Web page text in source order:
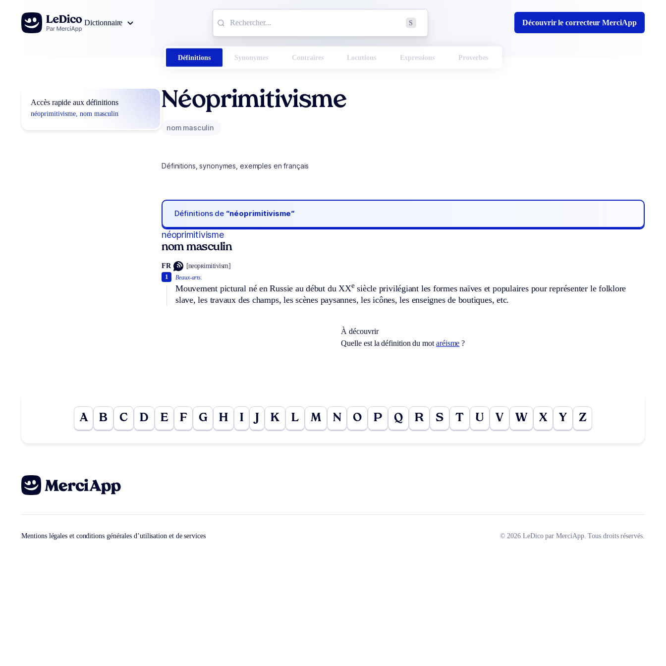
Aller au contenu
Dictionnaire
S Découvrir le correcteur MerciApp
Définitions Synonymes Contraires Locutions Expressions Proverbes
Accès rapide aux définitions
néoprimitivisme, nom masculin
Néoprimitivisme
nom masculin
Définitions, synonymes, exemples en français
Définitions de “néoprimitivisme“
néoprimitivisme
nom masculin
FR [neopʀimitivism]
Beaux-arts.
Mouvement pictural né en Russie au début du XXe siècle privilégiant les formes naïves et populaires pour représenter le folklore
slave, les travaux des champs, les scènes paysannes, les icônes, les enseignes de boutiques, etc.
1
À découvrir
Quelle est la définition du mot aréisme ?
A B C D E F G H I K L M N O P Q R S T U V W X Y Z
Mentions légales et conditions générales d’utilisation et de services © 2026 LeDico par MerciApp. Tous droits réservés.